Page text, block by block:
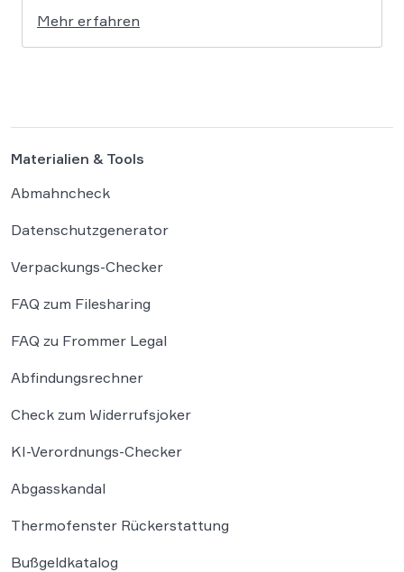
Bundesgerichtshof prüft nun in zwei
Grundsatzverfahren, ob diese Praxis gegen die
Mehr erfahren
Materialien & Tools
Abmahncheck
Datenschutzgenerator
Verpackungs-Checker
FAQ zum Filesharing
FAQ zu Frommer Legal
Abfindungsrechner
Check zum Widerrufsjoker
KI-Verordnungs-Checker
Abgasskandal
Thermofenster Rückerstattung
Bußgeldkatalog